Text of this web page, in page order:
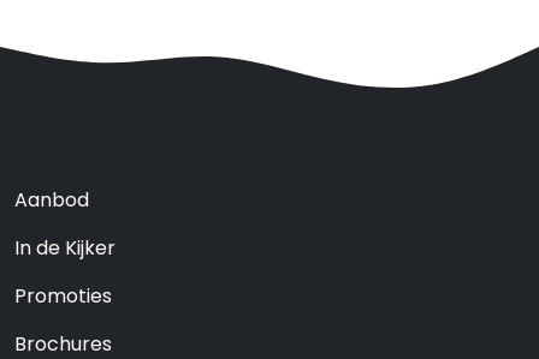
Aanbod
In de Kijker
Promoties
Brochures